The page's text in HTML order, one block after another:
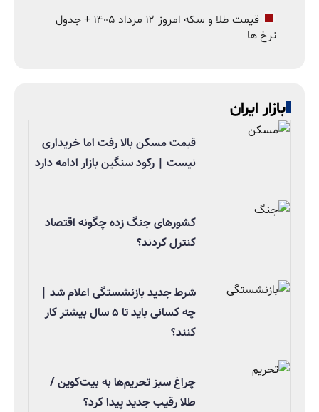
قیمت طلا و سکه امروز ۱۲ مرداد ۱۴۰۵ + جدول
نرخ ها
بازار ایران
قیمت مسکن بالا رفت اما خریداری
نیست | رکود سنگین بازار ادامه دارد
کشورهای جنگ زده چگونه اقتصاد
کنترل کردند؟
شرط جدید بازنشستگی اعلام شد |
چه کسانی باید تا ۵ سال بیشتر کار
کنند؟
چراغ سبز تحریم‌ها به بیت‌کوین /
طلا رقیب جدید پیدا کرد؟